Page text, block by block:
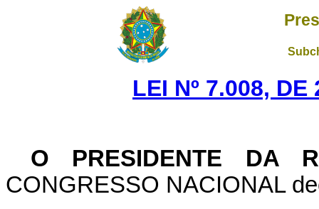
LEI Nº 7.008,
O PRESIDENTE DA
CONGRESSO NACIONAL